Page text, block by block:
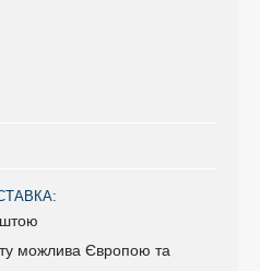
можлива Європою та